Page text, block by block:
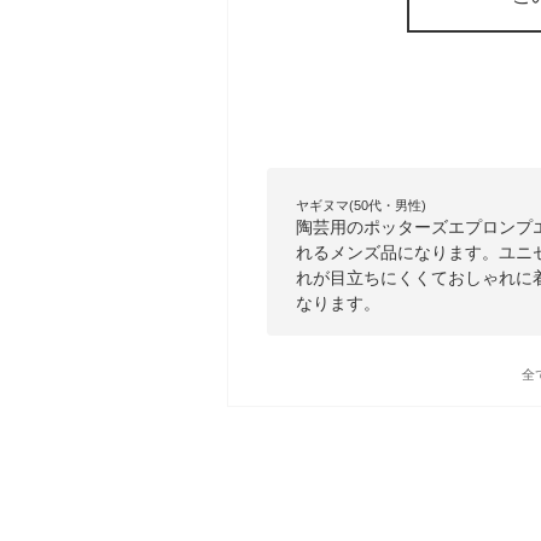
ヤギヌマ(50代・男性)
陶芸用のポッターズエプロン
れるメンズ品になります。ユニ
れが目立ちにくくておしゃれに
なります。
全